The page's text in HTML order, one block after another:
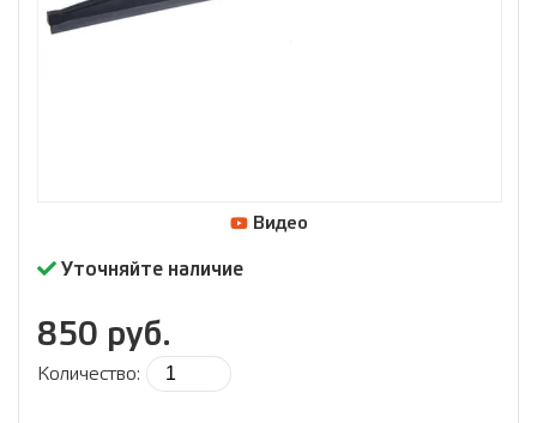
Уточняйте наличие
850 руб.
Количество:
Видео